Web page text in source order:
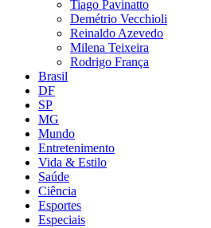
Tiago Pavinatto
Demétrio Vecchioli
Reinaldo Azevedo
Milena Teixeira
Rodrigo França
Brasil
DF
SP
MG
Mundo
Entretenimento
Vida & Estilo
Saúde
Ciência
Esportes
Especiais